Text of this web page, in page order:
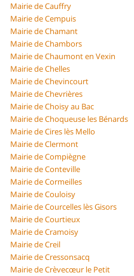
Mairie de Cauffry
Mairie de Cempuis
Mairie de Chamant
Mairie de Chambors
Mairie de Chaumont en Vexin
Mairie de Chelles
Mairie de Chevincourt
Mairie de Chevrières
Mairie de Choisy au Bac
Mairie de Choqueuse les Bénards
Mairie de Cires lès Mello
Mairie de Clermont
Mairie de Compiègne
Mairie de Conteville
Mairie de Cormeilles
Mairie de Couloisy
Mairie de Courcelles lès Gisors
Mairie de Courtieux
Mairie de Cramoisy
Mairie de Creil
Mairie de Cressonsacq
Mairie de Crèvecœur le Petit